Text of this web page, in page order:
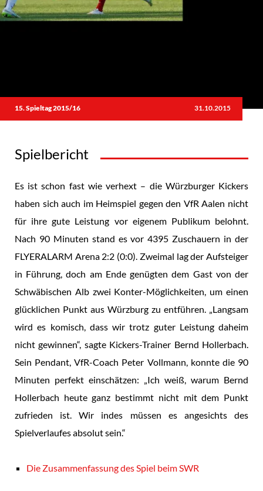
15. Spieltag 2015/16 31.10.2015
Spielbericht
Es ist schon fast wie verhext – die Würzburger Kickers
haben sich auch im Heimspiel gegen den VfR Aalen nicht
für ihre gute Leistung vor eigenem Publikum belohnt.
Nach 90 Minuten stand es vor 4395 Zuschauern in der
FLYERALARM Arena 2:2 (0:0). Zweimal lag der Aufsteiger
in Führung, doch am Ende genügten dem Gast von der
Schwäbischen Alb zwei Konter-Möglichkeiten, um einen
glücklichen Punkt aus Würzburg zu entführen. „Langsam
wird es komisch, dass wir trotz guter Leistung daheim
nicht gewinnen“, sagte Kickers-Trainer Bernd Hollerbach.
Sein Pendant, VfR-Coach Peter Vollmann, konnte die 90
Minuten perfekt einschätzen: „Ich weiß, warum Bernd
Hollerbach heute ganz bestimmt nicht mit dem Punkt
zufrieden ist. Wir indes müssen es angesichts des
Spielverlaufes absolut sein.“
Die Zusammenfassung des Spiel beim SWR